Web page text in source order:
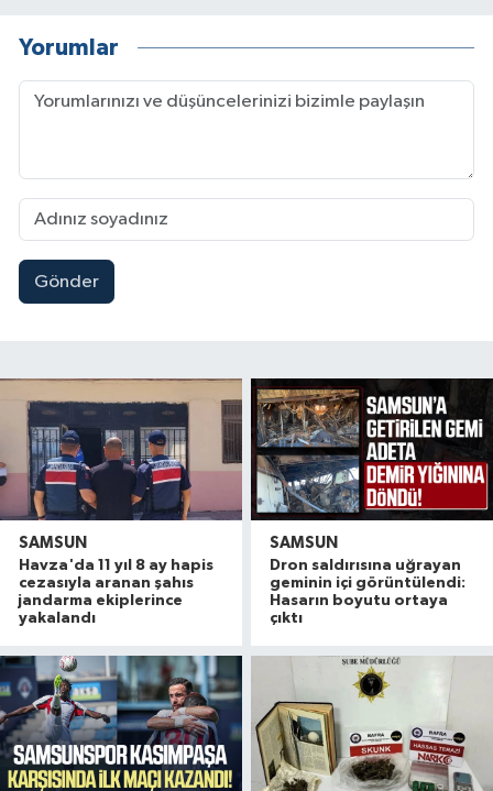
Yorumlar
Gönder
SAMSUN
Havza'da 11 yıl 8 ay hapis
cezasıyla aranan şahıs
jandarma ekiplerince
yakalandı
SAMSUN
Dron saldırısına uğrayan
geminin içi görüntülendi:
Hasarın boyutu ortaya
çıktı